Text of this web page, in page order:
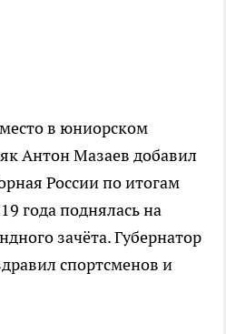
в юниорском
Антон Мазаев добавил
России по итогам
года поднялась на
зачёта. Губернатор
спортсменов и